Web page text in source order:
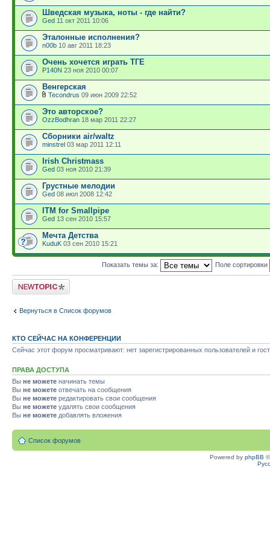
Шведская музыка, ноты - где найти?
Ged 11 окт 2011 10:06
Эталонные исполнения?
n00b 10 авг 2011 18:23
Очень хочется играть ТГЕ
P140N 23 ноя 2010 00:07
Венгерская
Tecondrus 09 июн 2009 22:52
Это авторское?
OzzBodhran 18 мар 2011 22:27
Сборники air/waltz
minstrel 03 мар 2011 12:11
Irish Christmass
Ged 03 ноя 2010 21:39
Грустные мелодии
Ged 08 июл 2008 12:42
ITM for Smallpipe
Ged 13 сен 2010 15:57
Мечта Детства
KuduK 03 сен 2010 15:21
Показать темы за: Поле сортировки
Новая тема
Вернуться в Список форумов
КТО СЕЙЧАС НА КОНФЕРЕНЦИИ
Сейчас этот форум просматривают: нет зарегистрированных пользователей и
ПРАВА ДОСТУПА
Вы не можете начинать темы
Вы не можете отвечать на сообщения
Вы не можете редактировать свои сообщения
Вы не можете удалять свои сообщения
Вы не можете добавлять вложения
Список форумов
Powered by phpBB